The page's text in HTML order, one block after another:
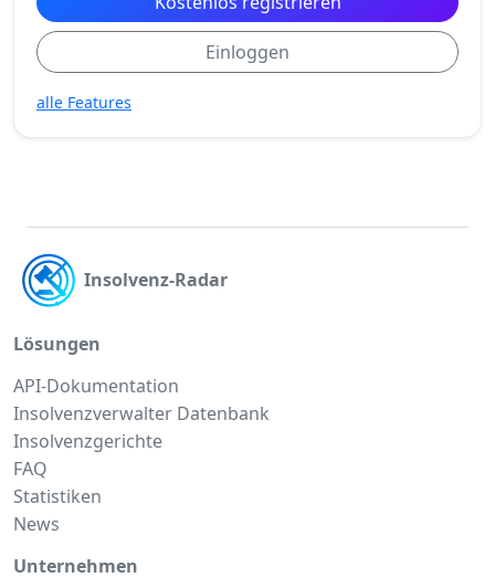
Einloggen
alle Features
Insolvenz-Radar
Lösungen
API-Dokumentation
Insolvenzverwalter Datenbank
Insolvenzgerichte
FAQ
Statistiken
News
Unternehmen